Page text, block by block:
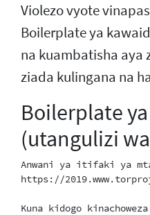
Violezo vyote
Boilerplate ya
na kuambatisha aya
ziada kulingana na
Boilerplate
(utangulizi
Anwani ya itifaki ya
https://
Kuna kidogo